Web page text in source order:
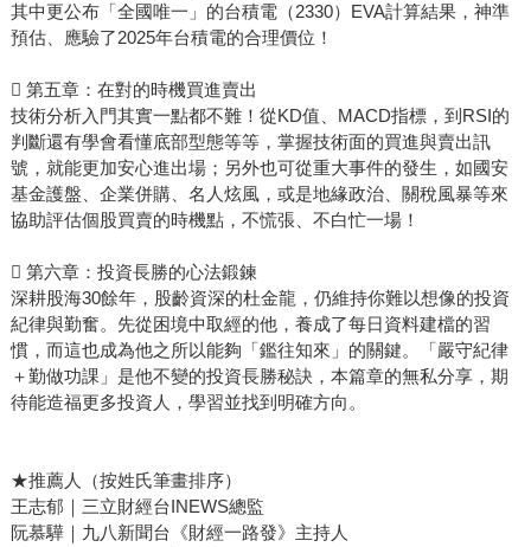
其中更公布「全國唯一」的台積電（2330）EVA計算結果，神準
預估、應驗了2025年台積電的合理價位！
 第五章：在對的時機買進賣出
技術分析入門其實一點都不難！從KD值、MACD指標，到RSI的
判斷還有學會看懂底部型態等等，掌握技術面的買進與賣出訊
號，就能更加安心進出場；另外也可從重大事件的發生，如國安
基金護盤、企業併購、名人炫風，或是地緣政治、關稅風暴等來
協助評估個股買賣的時機點，不慌張、不白忙一場！
 第六章：投資長勝的心法鍛鍊
深耕股海30餘年，股齡資深的杜金龍，仍維持你難以想像的投資
紀律與勤奮。先從困境中取經的他，養成了每日資料建檔的習
慣，而這也成為他之所以能夠「鑑往知來」的關鍵。「嚴守紀律
＋勤做功課」是他不變的投資長勝秘訣，本篇章的無私分享，期
待能造福更多投資人，學習並找到明確方向。
★推薦人（按姓氏筆畫排序）
王志郁｜三立財經台INEWS總監
阮慕驊｜九八新聞台《財經一路發》主持人